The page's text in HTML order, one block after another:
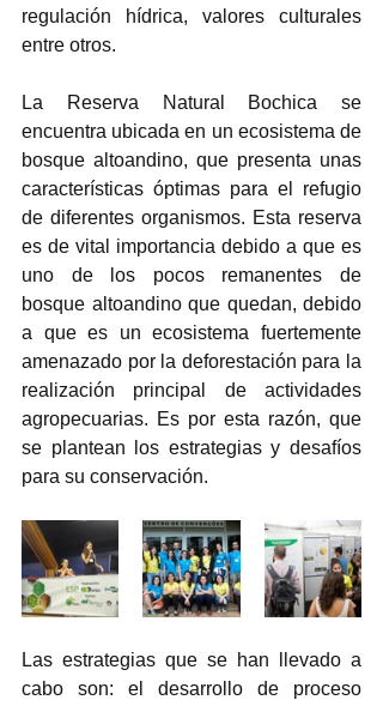
regulación hídrica, valores culturales
entre otros.
La Reserva Natural Bochica se
encuentra ubicada en un ecosistema de
bosque altoandino, que presenta unas
características óptimas para el refugio
de diferentes organismos. Esta reserva
es de vital importancia debido a que es
uno de los pocos remanentes de
bosque altoandino que quedan, debido
a que es un ecosistema fuertemente
amenazado por la deforestación para la
realización principal de actividades
agropecuarias. Es por esta razón, que
se plantean los estrategias y desafíos
para su conservación.
Las estrategias que se han llevado a
cabo son: el desarrollo de proceso